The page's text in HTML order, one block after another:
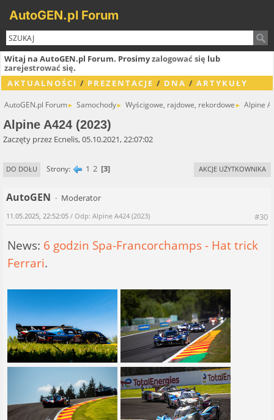
AutoGEN.pl Forum
Witaj na AutoGEN.pl Forum. Prosimyzalogować się lub
zarejestrować się.
AKTUALNOŚCI / PREZENTACJE / DNA / ARTYKUŁY
AutoGEN.pl Forum► Samochody► Wyścigowe, rajdowe, rekordowe ► Alpine
Alpine A424 (2023)
Zaczęty przez Ecnelis, 05.10.2021, 22:07:02
DO DOŁU Strony 1 2 3 AKCJE UŻYTKOWNIKA
AutoGEN
Moderator
#30
11.05.2025, 22:52:05 / Odp: Alpine A424 (2023)
News: 6 godzin Spa-Francorchamps - Hat trick
Ferrari.